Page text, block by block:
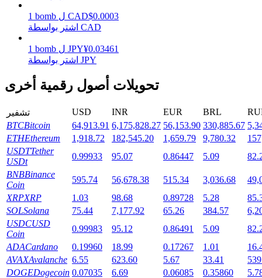
التوقيع المساحي
عوائد عالية والوصول الفوري
Launchpool
الرهان المرن لكسب العملات الرقمية الشهيرة
1 bomb ل CAD$0.0003
اشتر بواسطة CAD
1 bomb ل JPY¥0.03461
اشتر بواسطة JPY
تحويلات أصول رقمية أخرى
تشفير USD INR EUR BRL
BTCBitcoin 64,913.91 6,175,828.27 56,153.90 330,885.67
ETHEthereum 1,918.72 182,545.20 1,659.79 9,780.32
USDTTether
USDt
0.99933 95.07 0.86447 5.09
BNBBinance
Coin
595.74 56,678.38 515.34 3,036.68
XRPXRP 1.03 98.68 0.89728 5.28
SOLSolana 75.44 7,177.92 65.26 384.57
USDCUSD
Coin
0.99983 95.12 0.86491 5.09
ADACardano 0.19960 18.99 0.17267 1.01
AVAXAvalanche 6.55 623.60 5.67 33.41
DOGEDogecoin 0.07035 6.69 0.06085 0.35860